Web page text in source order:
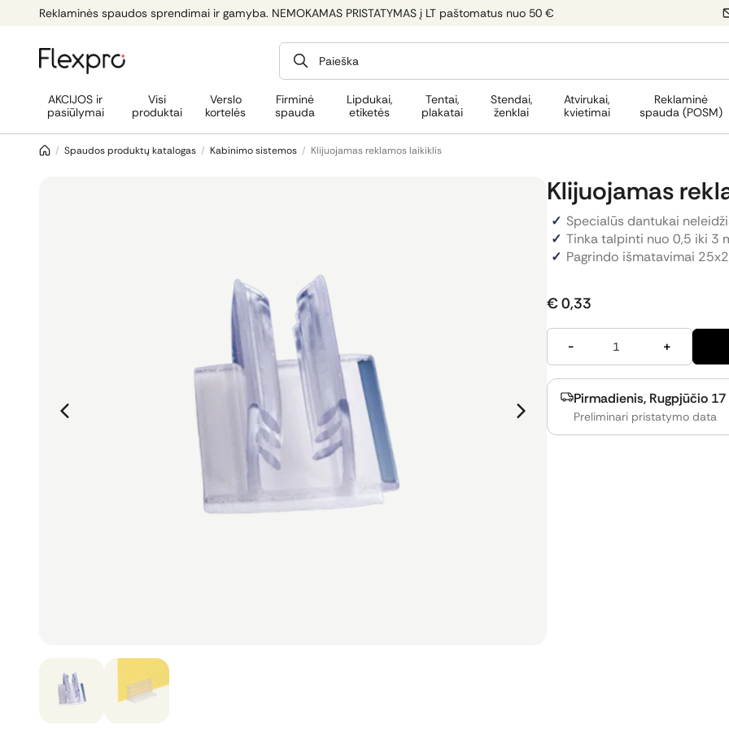
Reklaminės spaudos sprendimai ir gamyba. NEMOKAMAS PRISTATYMAS į LT paštomatus nuo 50 €
Paieška
AKCIJOS ir
pasiūlymai
Visi
produktai
Verslo
kortelės
Firminė
spauda
Lipdukai,
etiketės
Tentai,
plakatai
Stendai,
ženklai
Atvirukai,
kvietimai
Reklaminė
spauda (POSM)
/ Spaudos produktų katalogas / Kabinimo sistemos / Klijuojamas reklamos laikiklis
Klijuojamas
Specialūs dantukai
Tinka talpinti nuo 0,5 iki 3
Pagrindo išmatavimai
€ 0,33
- +
Pirmadienis, Rugpjūčio 17
Preliminari pristatymo data